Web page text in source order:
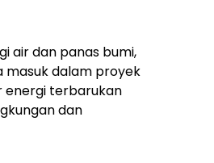
air dan panas bumi,
masuk dalam proyek
energi terbarukan
dan